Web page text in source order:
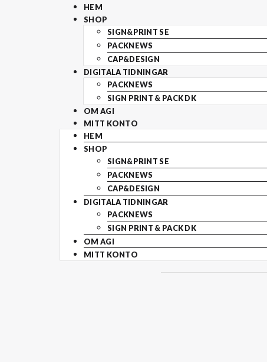
HEM
SHOP
SIGN&PRINT SE
PACKNEWS
CAP&DESIGN
DIGITALA TIDNINGAR
PACKNEWS
SIGN PRINT & PACK DK
OM AGI
MITT KONTO
HEM
SHOP
SIGN&PRINT SE
PACKNEWS
CAP&DESIGN
DIGITALA TIDNINGAR
PACKNEWS
SIGN PRINT & PACK DK
OM AGI
MITT KONTO